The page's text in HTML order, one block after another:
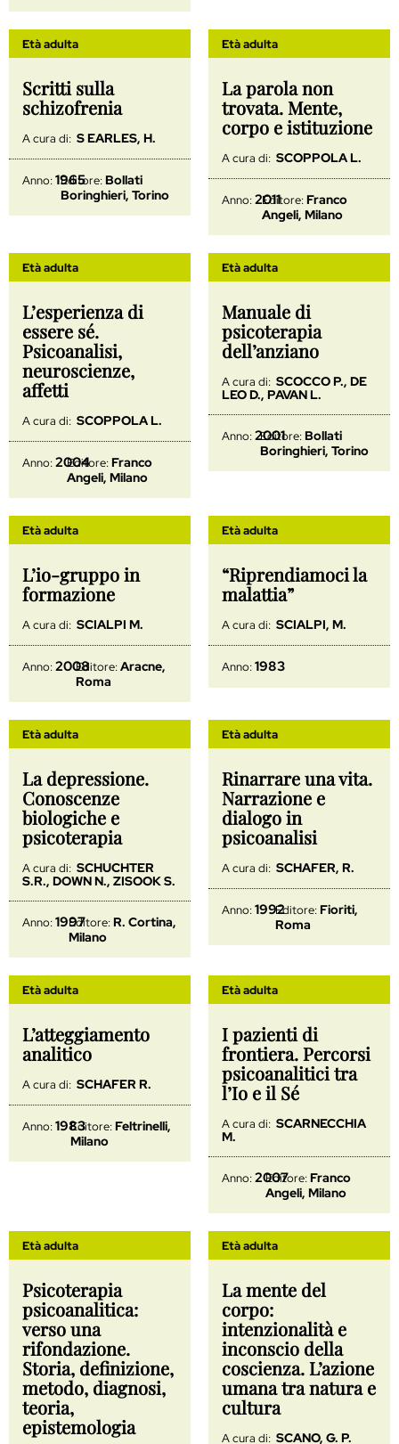
Età adulta
Scritti sulla
schizofrenia
A cura di: S EARLES, H.
Anno:1965
Editore:Bollati
Boringhieri, Torino
Età adulta
La parola non
trovata. Mente,
corpo e istituzione
A cura di: SCOPPOLA L.
Anno:2011
Editore:Franco
Angeli, Milano
Età adulta
L’esperienza di
essere sé.
Psicoanalisi,
neuroscienze,
affetti
A cura di: SCOPPOLA L.
Anno:2004
Editore:Franco
Angeli, Milano
Età adulta
Manuale di
psicoterapia
dell’anziano
A cura di: SCOCCO P., DE
LEO D., PAVAN L.
Anno:2001
Editore:Bollati
Boringhieri, Torino
Età adulta
L’io-gruppo in
formazione
A cura di: SCIALPI M.
Anno:2008Editore:Aracne,
Roma
Età adulta
“Riprendiamoci la
malattia”
A cura di: SCIALPI, M.
Anno:1983
Età adulta
La depressione.
Conoscenze
biologiche e
psicoterapia
A cura di: SCHUCHTER
S.R., DOWN N., ZISOOK S.
Anno:1997Editore:R. Cortina,
Milano
Età adulta
Rinarrare una vita.
Narrazione e
dialogo in
psicoanalisi
A cura di: SCHAFER, R.
Anno:1992Editore:Fioriti,
Roma
Età adulta
L’atteggiamento
analitico
A cura di: SCHAFER R.
Anno:1983Editore:Feltrinelli,
Milano
Età adulta
I pazienti di
frontiera. Percorsi
psicoanalitici tra
l’Io e il Sé
A cura di: SCARNECCHIA
M.
Anno:2007
Editore:Franco
Angeli, Milano
Età adulta
Psicoterapia
psicoanalitica:
verso una
rifondazione.
Storia, definizione,
metodo, diagnosi,
teoria,
epistemologia
Età adulta
La mente del
corpo:
intenzionalità e
inconscio della
coscienza. L’azione
umana tra natura e
cultura
A cura di: SCANO, G. P.